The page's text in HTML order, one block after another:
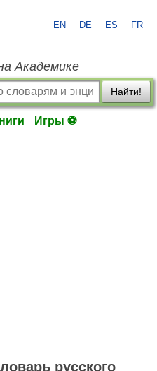
EN DE ES FR
Академике
Найти!
Игры ⚽
русского